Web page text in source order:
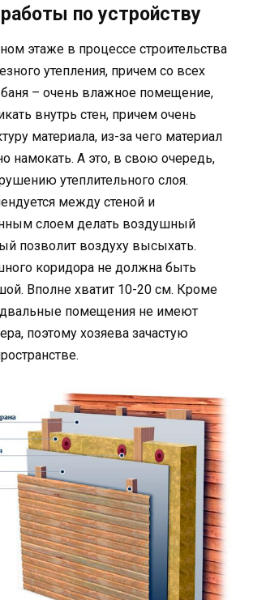
по устройству
этаже в процессе строительства
утепления, причем со всех
баня – очень влажное помещение,
внутрь стен, причем очень
материала, из-за чего материал
намокать. А это, в свою очередь,
утеплительного слоя.
между стеной и
слоем делать воздушный
позволит воздуху высыхать.
коридора не должна быть
Вполне хватит 10-20 см. Кроме
помещения не имеют
поэтому хозяева зачастую